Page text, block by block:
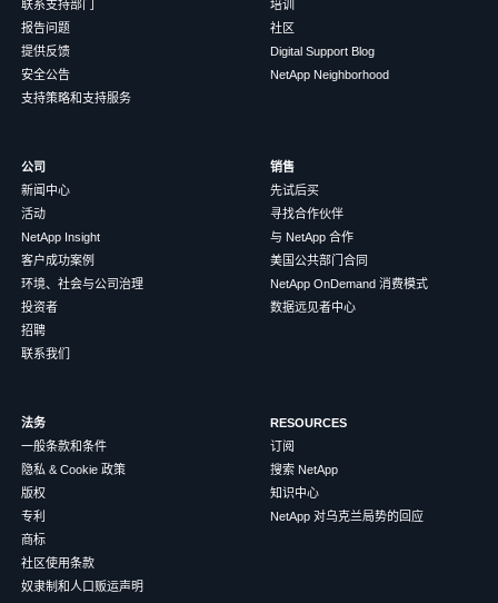
联系支持部门
报告问题
提供反馈
安全公告
支持策略和支持服务
培训
社区
Digital Support Blog
NetApp Neighborhood
公司
新闻中心
活动
NetApp Insight
客户成功案例
环境、社会与公司治理
投资者
招聘
联系我们
销售
先试后买
寻找合作伙伴
与 NetApp 合作
美国公共部门合同
NetApp OnDemand 消费模式
数据远见者中心
法务
一般条款和条件
隐私 & Cookie 政策
版权
专利
商标
社区使用条款
奴隶制和人口贩运声明
RESOURCES
订阅
搜索 NetApp
知识中心
NetApp 对乌克兰局势的回应